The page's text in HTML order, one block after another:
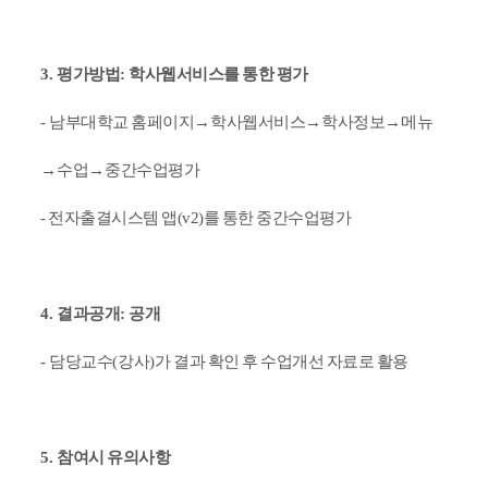
3.평가방법: 학사웹서비스를 통한 평가
- 남부대학교 홈페이지 → 학사웹서비스→ 학사정보 → 메뉴
→ 수업 → 중간수업평가
- 전자출결시스템 앱(v2)를 통한 중간수업평가
4. 결과공개: 공개
- 담당교수(강사)가 결과 확인 후 수업개선 자료로 활용
5. 참여시 유의사항